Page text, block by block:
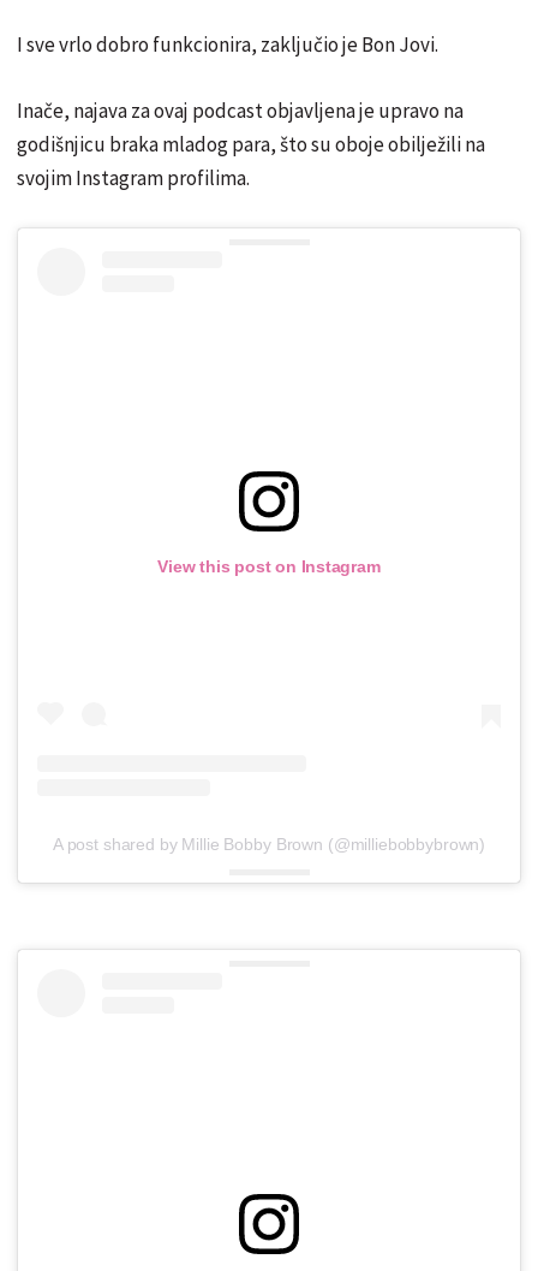
I sve vrlo dobro funkcionira, zaključio je Bon Jovi.
Inače, najava za ovaj podcast objavljena je upravo na
godišnjicu braka mladog para, što su oboje obilježili na
svojim Instagram profilima.
View this post on Instagram
A post shared by Millie Bobby Brown (@milliebobbybrown)